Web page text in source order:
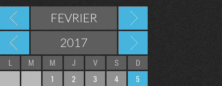
FEVRIER
2017
L M M J V S
D
1
2 3 4
5